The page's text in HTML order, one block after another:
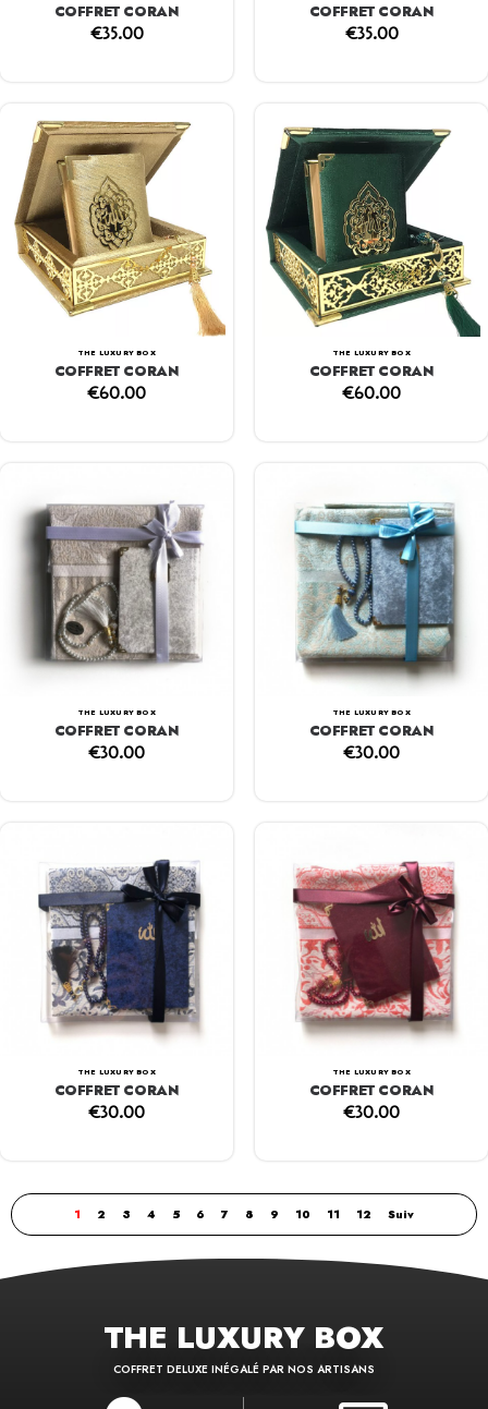
COFFRET CORAN
€35.00
COFFRET CORAN
€35.00
THE LUXURY BOX
COFFRET CORAN
€60.00
THE LUXURY BOX
COFFRET CORAN
€60.00
THE LUXURY BOX
COFFRET CORAN
€30.00
THE LUXURY BOX
COFFRET CORAN
€30.00
THE LUXURY BOX
COFFRET CORAN
€30.00
THE LUXURY BOX
COFFRET CORAN
€30.00
1 2 3 4 5 6 7 8 9 10 11 12 Suiv
THE LUXURY BOX
COFFRET DELUXE INÉGALÉ PAR NOS ARTISANS